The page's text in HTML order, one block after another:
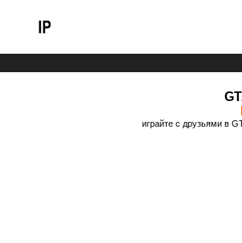
играйте с друзьями в